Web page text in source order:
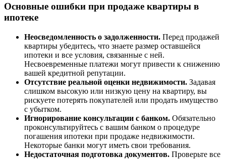
Основные ошибки при продаже квартиры в
ипотеке
Неосведомленность о задолженности. Перед продажей
квартиры убедитесь, что знаете размер оставшейся
ипотеки и все условия, связанные с ней.
Несвоевременные платежи могут привести к снижению
вашей кредитной репутации.
Отсутствие реальной оценки недвижимости. Задавая
слишком высокую или низкую цену на квартиру, вы
рискуете потерять покупателей или продать имущество
с убытком.
Игнорирование консультации с банком. Обязательно
проконсультируйтесь с вашим банком о процедуре
погашения ипотеки при продаже недвижимости.
Некоторые банки могут иметь свои требования.
Недостаточная подготовка документов. Проверьте все